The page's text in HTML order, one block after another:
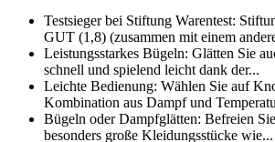
Testsieger bei Stiftung Warentest:
GUT (1,8) (zusammen mit einem
Leistungsstarkes Bügeln: Glätten Sie
schnell und spielend leicht dank der...
Leichte Bedienung: Wählen Sie auf
Kombination aus Dampf und
Bügeln oder Dampfglätten: Befreien
besonders große Kleidungsstücke wie...